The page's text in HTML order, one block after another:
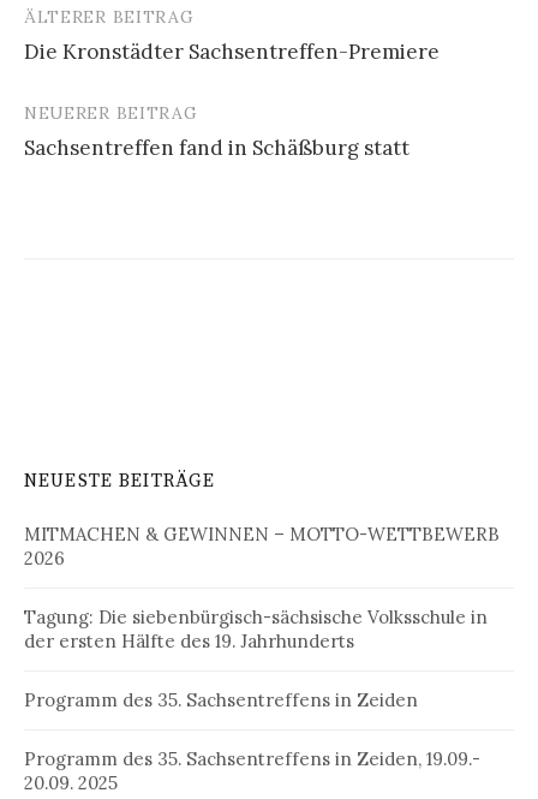
Beitrags-
Navigation
ÄLTERER BEITRAG
Die Kronstädter Sachsentreffen-Premiere
NEUERER BEITRAG
Sachsentreffen fand in Schäßburg statt
NEUESTE BEITRÄGE
MITMACHEN & GEWINNEN – MOTTO-WETTBEWERB
2026
Tagung: Die siebenbürgisch-sächsische Volksschule in
der ersten Hälfte des 19. Jahrhunderts
Programm des 35. Sachsentreffens in Zeiden
Programm des 35. Sachsentreffens in Zeiden, 19.09.-
20.09. 2025